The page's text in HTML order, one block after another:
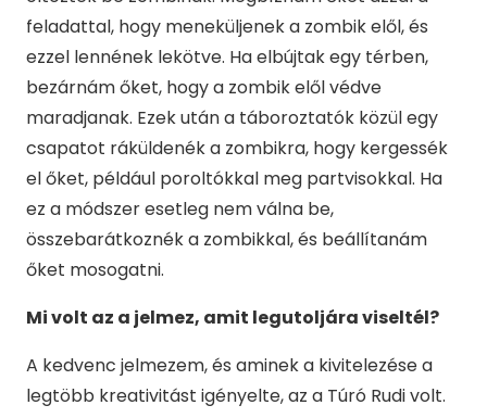
feladattal, hogy meneküljenek a zombik elől, és
ezzel lennének lekötve. Ha elbújtak egy térben,
bezárnám őket, hogy a zombik elől védve
maradjanak. Ezek után a táboroztatók közül egy
csapatot ráküldenék a zombikra, hogy kergessék
el őket, például poroltókkal meg partvisokkal. Ha
ez a módszer esetleg nem válna be,
összebarátkoznék a zombikkal, és beállítanám
őket mosogatni.
Mi volt az a jelmez, amit legutoljára viseltél?
A kedvenc jelmezem, és aminek a kivitelezése a
legtöbb kreativitást igényelte, az a Túró Rudi volt.